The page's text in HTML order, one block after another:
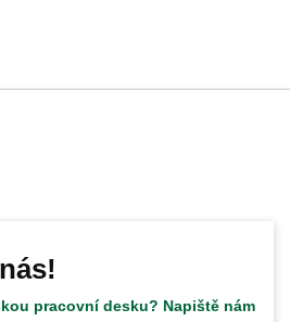
pracovní desku? Napiště nám